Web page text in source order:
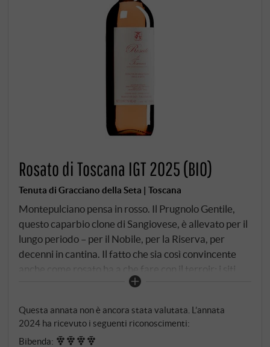
Rosato di Toscana IGT 2025 (BIO)
Tenuta di Gracciano della Seta | Toscana
Montepulciano pensa in rosso. Il Prugnolo Gentile,
questo caparbio clone di Sangiovese, è allevato per il
lungo periodo – per il Nobile, per la Riserva, per
decenni in cantina. Il fatto che sia così convincente
anche come rosato ha a che fare con il terroir: i siti
dei cru Toraia e Casale a 300-350 metri, suoli
Raccolta a mano a fine settembre, criomacerazione
di 4-5 ore.
Questa annata non è ancora stata valutata. L’annata
2024 ha ricevuto i seguenti riconoscimenti:
Bibenda: